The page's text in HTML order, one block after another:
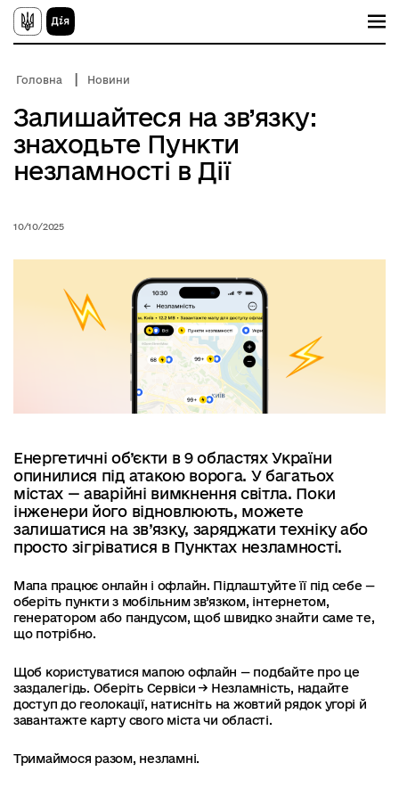
П
е
р
й
д
о
н
о
о
Головна Новини
Залишайтеся на зв’язку:
знаходьте Пункти
незламності в Дії
10/10/2025
Енергетичні об’єкти в 9 областях України
опинилися під атакою ворога. У багатьох
містах — аварійні вимкнення світла. Поки
інженери його відновлюють, можете
залишатися на зв’язку, заряджати техніку або
просто зігріватися в Пунктах незламності.
Мапа працює онлайн і офлайн. Підлаштуйте її під себе —
оберіть пункти з мобільним зв’язком, інтернетом,
генератором або пандусом, щоб швидко знайти саме те,
що потрібно.
Щоб користуватися мапою офлайн — подбайте про це
заздалегідь. Оберіть Сервіси → Незламність, надайте
доступ до геолокації, натисніть на жовтий рядок угорі й
завантажте карту свого міста чи області.
Тримаймося разом, незламні.